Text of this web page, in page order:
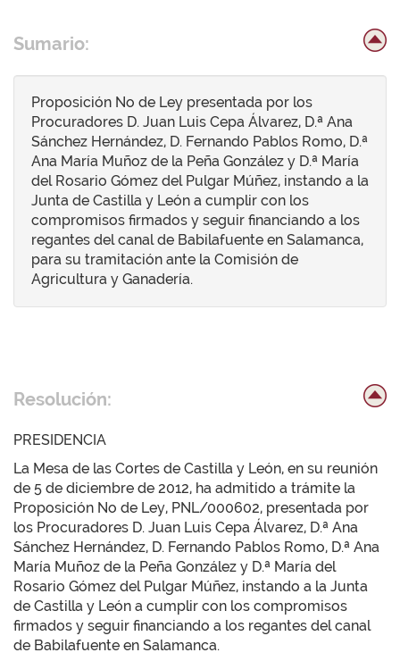
Sumario:
Proposición No de Ley presentada por los
Procuradores D. Juan Luis Cepa Álvarez, D.ª Ana
Sánchez Hernández, D. Fernando Pablos Romo, D.ª
Ana María Muñoz de la Peña González y D.ª María
del Rosario Gómez del Pulgar Múñez, instando a la
Junta de Castilla y León a cumplir con los
compromisos firmados y seguir financiando a los
regantes del canal de Babilafuente en Salamanca,
para su tramitación ante la Comisión de
Agricultura y Ganadería.
Resolución:
PRESIDENCIA
La Mesa de las Cortes de Castilla y León, en su reunión
de 5 de diciembre de 2012, ha admitido a trámite la
Proposición No de Ley, PNL/000602, presentada por
los Procuradores D. Juan Luis Cepa Álvarez, D.ª Ana
Sánchez Hernández, D. Fernando Pablos Romo, D.ª Ana
María Muñoz de la Peña González y D.ª María del
Rosario Gómez del Pulgar Múñez, instando a la Junta
de Castilla y León a cumplir con los compromisos
firmados y seguir financiando a los regantes del canal
de Babilafuente en Salamanca.